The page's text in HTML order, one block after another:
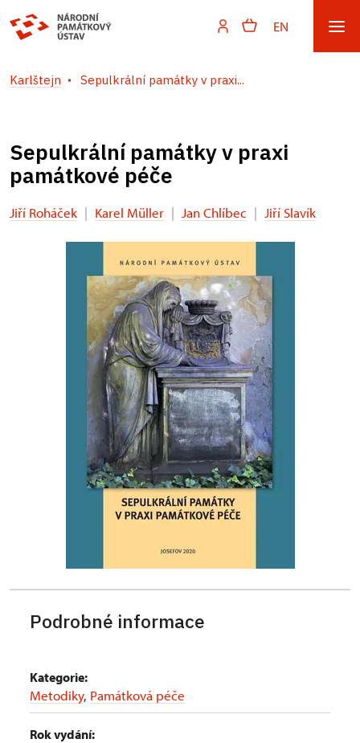
EN
Karlštejn Sepulkrální památky v praxi...
Sepulkrální památky v praxi
památkové péče
Jiří Roháček | Karel Müller | Jan Chlíbec | Jiří Slavík
Podrobné informace
Kategorie:
Metodiky, Památková péče
Rok vydání: